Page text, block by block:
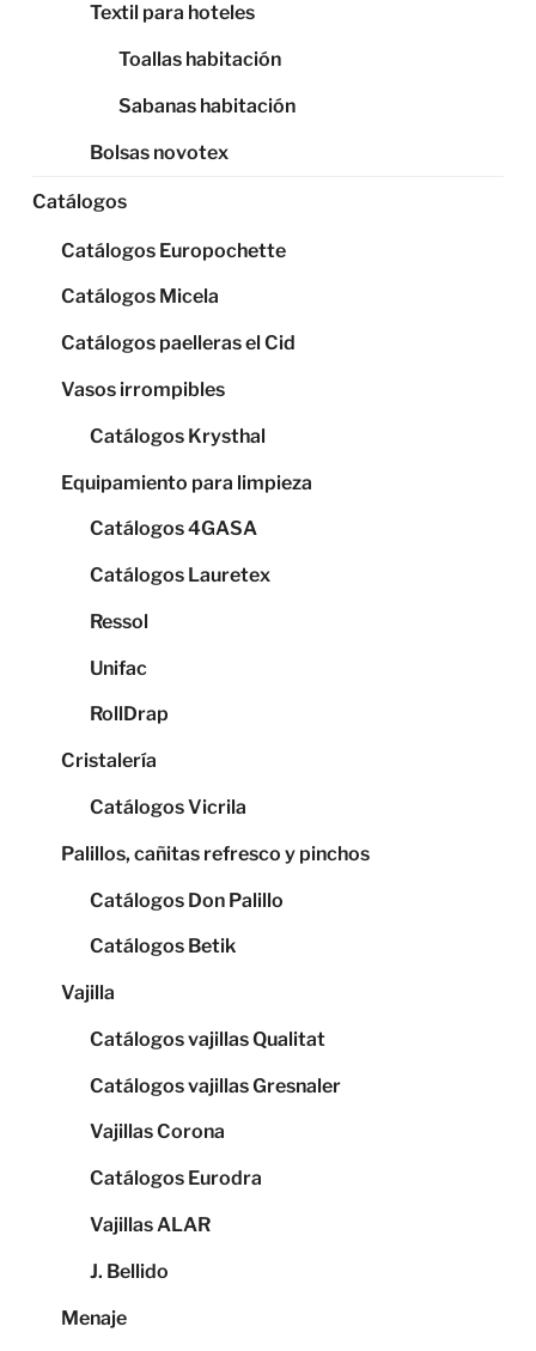
Textil para hoteles
Toallas habitación
Sabanas habitación
Bolsas novotex
Catálogos
Catálogos Europochette
Catálogos Micela
Catálogos paelleras el Cid
Vasos irrompibles
Catálogos Krysthal
Equipamiento para limpieza
Catálogos 4GASA
Catálogos Lauretex
Ressol
Unifac
RollDrap
Cristalería
Catálogos Vicrila
Palillos, cañitas refresco y pinchos
Catálogos Don Palillo
Catálogos Betik
Vajilla
Catálogos vajillas Qualitat
Catálogos vajillas Gresnaler
Vajillas Corona
Catálogos Eurodra
Vajillas ALAR
J. Bellido
Menaje